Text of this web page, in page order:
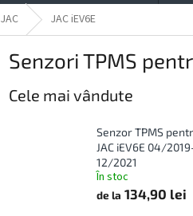
JAC JAC iEV6E
Senzori TPMS
Cele mai vândute
Senzor TPMS
JAC iEV6E 04/
12/2021
În stoc
de la 134,90 lei